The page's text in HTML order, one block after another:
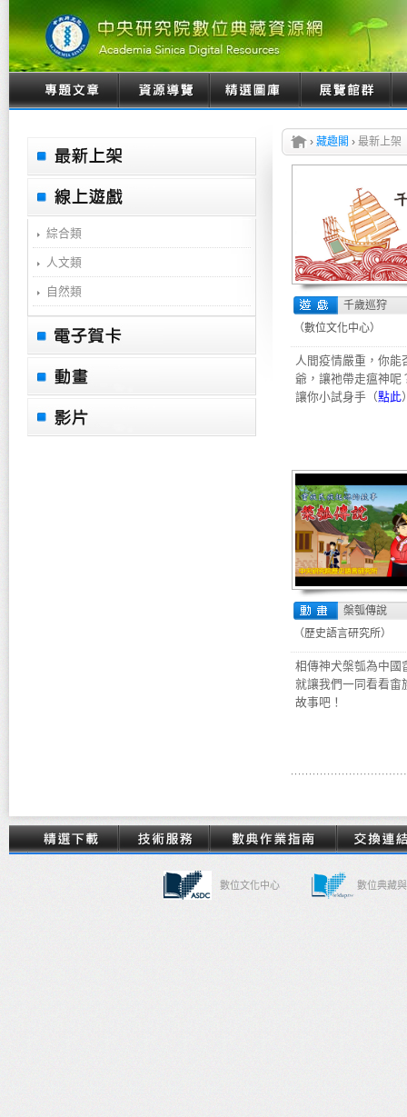
綜合類
人文類
自然類
› 藏趣閣 › 最新上架
千歲巡狩
（數位文化中心）
人間疫情嚴重，你能
爺，讓祂帶走瘟神呢
讓你小試身手（點此
槃瓠傳說
（歷史語言研究所）
相傳神犬槃瓠為中國
就讓我們一同看看畬
故事吧！
數位文化中心 數位典藏